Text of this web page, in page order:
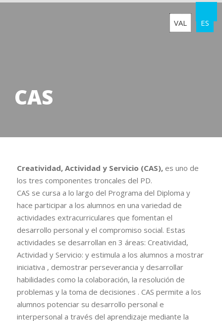
VAL ES
CAS
Creatividad, Actividad y Servicio (CAS), es uno de
los tres componentes troncales del PD.
CAS se cursa a lo largo del Programa del Diploma y
hace participar a los alumnos en una variedad de
actividades extracurriculares que fomentan el
desarrollo personal y el compromiso social. Estas
actividades se desarrollan en 3 áreas: Creatividad,
Actividad y Servicio: y estimula a los alumnos a mostrar
iniciativa , demostrar perseverancia y desarrollar
habilidades como la colaboración, la resolución de
problemas y la toma de decisiones . CAS permite a los
alumnos potenciar su desarrollo personal e
interpersonal a través del aprendizaje mediante la